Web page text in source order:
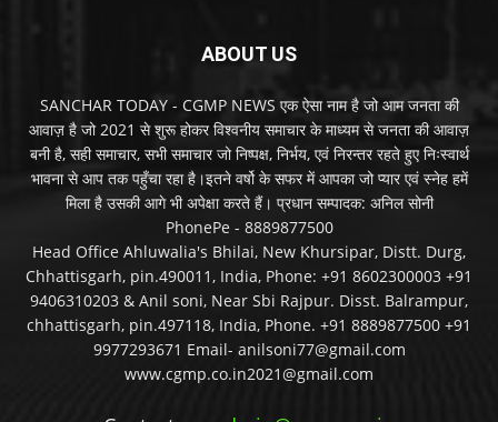
ABOUT US
SANCHAR TODAY - CGMP NEWS एक ऐसा नाम है जो आम जनता की
आवाज़ है जो 2021 से शुरू होकर विश्वनीय समाचार के माध्यम से जनता की आवाज़
बनी है, सही समाचार, सभी समाचार जो निष्पक्ष, निर्भय, एवं निरन्तर रहते हुए निःस्वार्थ
भावना से आप तक पहुँचा रहा है।इतने वर्षो के सफर में आपका जो प्यार एवं स्नेह हमें
मिला है उसकी आगे भी अपेक्षा करते हैं। प्रधान सम्पादक: अनिल सोनी
PhonePe - 8889877500
Head Office Ahluwalia's Bhilai, New Khursipar, Distt. Durg,
Chhattisgarh, pin.490011, India, Phone: +91 8602300003 +91
9406310203 & Anil soni, Near Sbi Rajpur. Disst. Balrampur,
chhattisgarh, pin.497118, India, Phone. +91 8889877500 +91
9977293671 Email- anilsoni77@gmail.com
www.cgmp.co.in2021@gmail.com